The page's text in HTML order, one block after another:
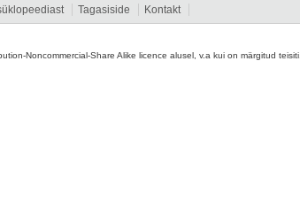
Tagasiside Kontakt
Noncommercial-Share Alike licence alusel, v.a kui on märgitud teisiti.